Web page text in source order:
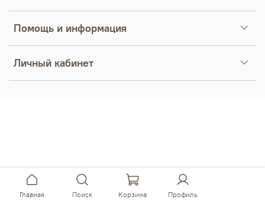
Помощь и информация
Личный кабинет
Главная Поиск Корзина Профиль